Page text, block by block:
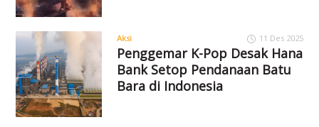
Aksi 11 Des 2025
Penggemar K-Pop Desak Hana
Bank Setop Pendanaan Batu
Bara di Indonesia